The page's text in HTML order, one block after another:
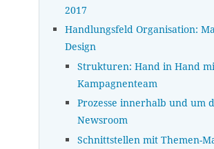
2017
Handlungsfeld Organisation:
Design
Strukturen: Hand in Hand
Kampagnenteam
Prozesse innerhalb und um
Newsroom
Schnittstellen mit Themen-